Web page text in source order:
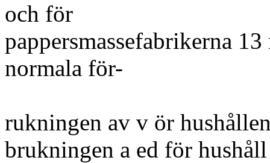
och för
pappersmassefabrikerna
normala för-
rukningen av v ör
brukningen a ed för